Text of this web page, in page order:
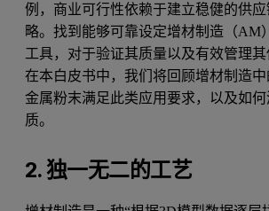
例，商业可行性依赖于建立稳健的供
略。找到能够可靠设定增材制造（AM
工具，对于验证其质量以及有效管理
在本白皮书中，我们将回顾增材制造
金属粉末满足此类应用要求，以及如
质。
2. 独一无二的工艺